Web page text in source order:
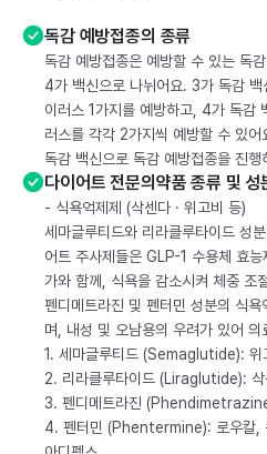
독감 예방접종의 종류
독감 예방접종은 예방할 수 있는 독
4가 백신으로 나뉘어요. 3가 독감
이러스 1가지를 예방하고, 4가 독감
러스를 각각 2가지씩 예방할 수 있
독감 백신으로 독감 예방접종을 진행
다이어트 전문의약품 종류 및 성
- 식욕억제제 (삭센다 · 위고비 등)
세마글루티드와 리라클루타이드 성
어트 주사제들은 GLP-1 수용체 효
가와 함께, 식욕을 감소시켜 체중 조
펜디메트라진 및 펜터민 성분의 식
며, 내성 및 오남용의 우려가 있어
1. 세마글루티드 (Semaglutide): 위
2. 리라클루타이드 (Liraglutide): 삭
3. 펜디메트라진
4. 펜터민 (Phentermine): 로우칼,